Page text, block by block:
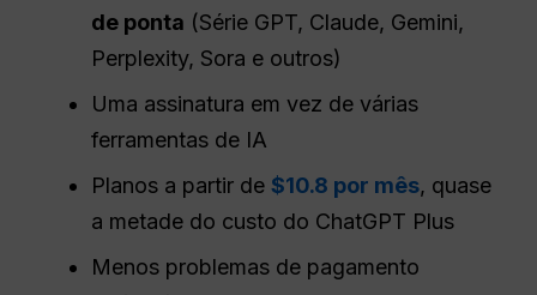
de ponta (Série GPT, Claude, Gemini,
Perplexity, Sora e outros)
Uma assinatura em vez de várias
ferramentas de IA
Planos a partir de$10.8 por mês, quase
a metade do custo do ChatGPT Plus
Menos problemas de pagamento